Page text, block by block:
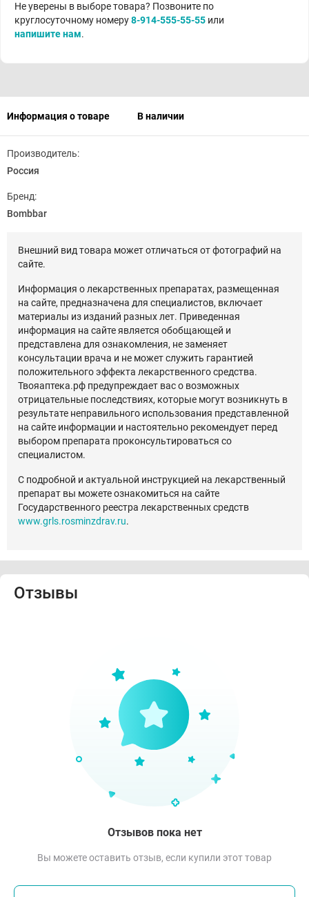
Не уверены в выборе товара? Позвоните по
круглосуточному номеру8-914-555-55-55 или
напишите нам.
Информация о товаре В наличии
Производитель:
Россия
Бренд:
Bombbar
Внешний вид товара может отличаться от фотографий на
сайте.
Информация о лекарственных препаратах, размещенная
на сайте, предназначена для специалистов, включает
материалы из изданий разных лет. Приведенная
информация на сайте является обобщающей и
представлена для ознакомления, не заменяет
консультации врача и не может служить гарантией
положительного эффекта лекарственного средства.
Твояаптека.рф предупреждает вас о возможных
отрицательные последствиях, которые могут возникнуть в
результате неправильного использования представленной
на сайте информации и настоятельно рекомендует перед
выбором препарата проконсультироваться со
специалистом.
С подробной и актуальной инструкцией на лекарственный
препарат вы можете ознакомиться на сайте
Государственного реестра лекарственных средств
www.grls.rosminzdrav.ru.
Отзывы
Отзывов пока нет
Вы можете оставить отзыв, если купили этот товар